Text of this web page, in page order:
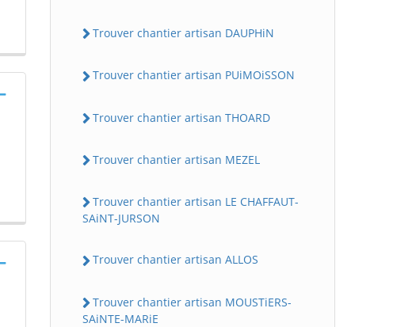
Trouver chantier artisan DAUPHiN
Trouver chantier artisan PUiMOiSSON
Trouver chantier artisan THOARD
Trouver chantier artisan MEZEL
Trouver chantier artisan LE CHAFFAUT-
SAiNT-JURSON
Trouver chantier artisan ALLOS
Trouver chantier artisan MOUSTiERS-
SAiNTE-MARiE